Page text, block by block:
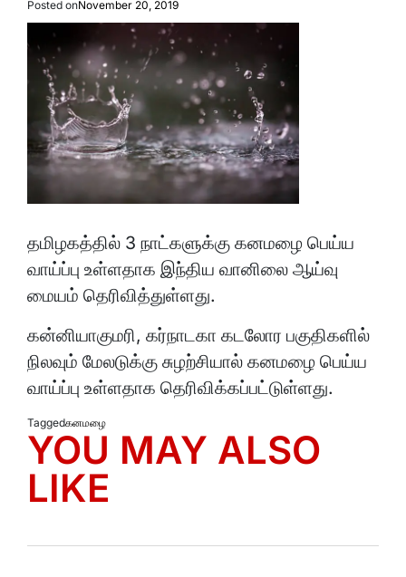
Posted onNovember 20, 2019
தமிழகத்தில் 3 நாட்களுக்கு கனமழை பெய்ய
வாய்ப்பு உள்ளதாக இந்திய வானிலை ஆய்வு
மையம் தெரிவித்துள்ளது.
கன்னியாகுமரி, கர்நாடகா கடலோர பகுதிகளில்
நிலவும் மேலடுக்கு சுழற்சியால் கனமழை பெய்ய
வாய்ப்பு உள்ளதாக தெரிவிக்கப்பட்டுள்ளது.
Taggedகனமழை
YOU MAY ALSO
LIKE